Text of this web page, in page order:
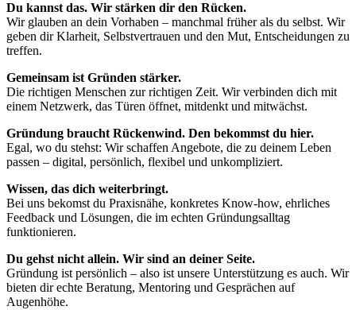
Du kannst das. Wir stärken dir den Rücken.
Wir glauben an dein Vorhaben – manchmal früher als du selbst. Wir
geben dir Klarheit, Selbstvertrauen und den Mut, Entscheidungen zu
treffen.
Gemeinsam ist Gründen stärker.
Die richtigen Menschen zur richtigen Zeit. Wir verbinden dich mit
einem Netzwerk, das Türen öffnet, mitdenkt und mitwächst.
Gründung braucht Rückenwind. Den bekommst du hier.
Egal, wo du stehst: Wir schaffen Angebote, die zu deinem Leben
passen – digital, persönlich, flexibel und unkompliziert.
Wissen, das dich weiterbringt.
Bei uns bekomst du Praxisnähe, konkretes Know-how, ehrliches
Feedback und Lösungen, die im echten Gründungsalltag
funktionieren.
Du gehst nicht allein. Wir sind an deiner Seite.
Gründung ist persönlich – also ist unsere Unterstützung es auch. Wir
bieten dir echte Beratung, Mentoring und Gesprächen auf
Augenhöhe.